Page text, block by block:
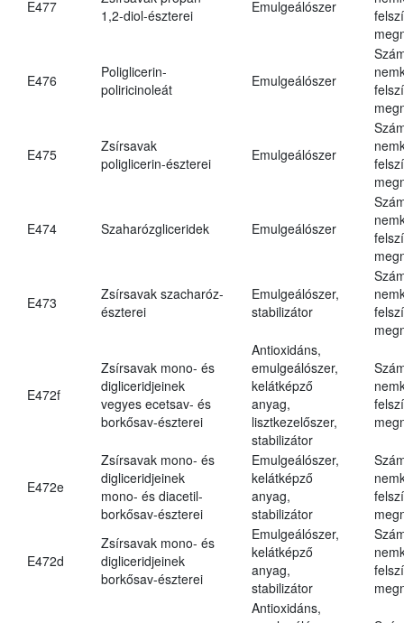
E477
1,2-diol-észterei
Emulgeálószer
E476
Poliglicerin-
poliricinoleát
Emulgeálószer
E475
Zsírsavak
poliglicerin-észterei
Emulgeálószer
E474 Szaharózgliceridek Emulgeálószer
E473
Zsírsavak szacharóz-
észterei
Emulgeálószer,
stabilizátor
E472f
Zsírsavak mono- és
digliceridjeinek
vegyes ecetsav- és
borkősav-észterei
Antioxidáns,
emulgeálószer,
kelátképző
anyag,
lisztkezelőszer,
stabilizátor
E472e
Zsírsavak mono- és
digliceridjeinek
mono- és diacetil-
borkősav-észterei
Emulgeálószer,
kelátképző
anyag,
stabilizátor
E472d
Zsírsavak mono- és
digliceridjeinek
borkősav-észterei
Emulgeálószer,
kelátképző
anyag,
stabilizátor
Antioxidáns,